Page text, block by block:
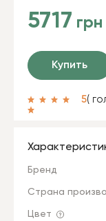
5717 грн
Купить
5(
Бренд
Страна
Цвет